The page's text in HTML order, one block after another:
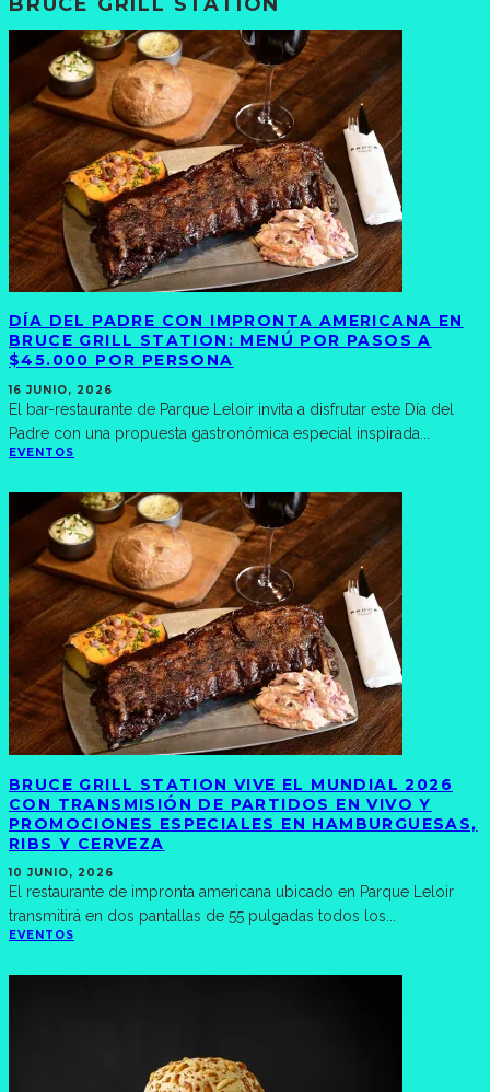
DÍA DEL PADRE CON IMPRONTA AMERICANA EN
BRUCE GRILL STATION: MENÚ POR PASOS A
$45.000 POR PERSONA
16 JUNIO, 2026
El bar-restaurante de Parque Leloir invita a disfrutar este Día del
Padre con una propuesta gastronómica especial inspirada
EVENTOS
BRUCE GRILL STATION VIVE EL MUNDIAL 2026
CON TRANSMISIÓN DE PARTIDOS EN VIVO Y
PROMOCIONES ESPECIALES EN HAMBURGUESAS,
RIBS Y CERVEZA
10 JUNIO, 2026
El restaurante de impronta americana ubicado en Parque Leloir
transmitirá en dos pantallas de 55 pulgadas todos los...
EVENTOS